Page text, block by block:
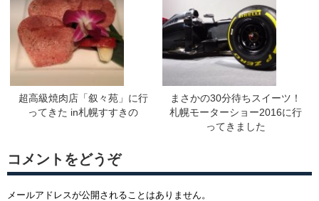
超高級焼肉店「叙々苑」に行
ってきた in札幌すすきの
まさかの30分待ちスイーツ！
札幌モーターショー2016に行
ってきました
コメントをどうぞ
メールアドレスが公開されることはありません。